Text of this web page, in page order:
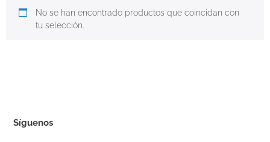
No se han encontrado productos que coincidan con
tu selección.
Síguenos